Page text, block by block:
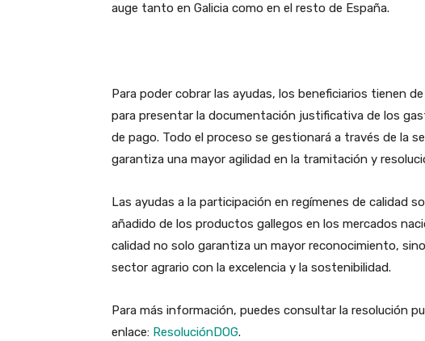
auge tanto en Galicia como en el resto de España.
Para poder cobrar las ayudas, los beneficiarios tienen
para presentar la documentación justificativa de los
de pago. Todo el proceso se gestionará a través de la
garantiza una mayor agilidad en la tramitación y
Las ayudas a la participación en regímenes de calidad
añadido de los productos gallegos en los mercados
calidad no solo garantiza un mayor reconocimiento,
sector agrario con la excelencia y la sostenibilidad.
Para más información, puedes consultar la resolución
enlace: ResoluciónDOG.